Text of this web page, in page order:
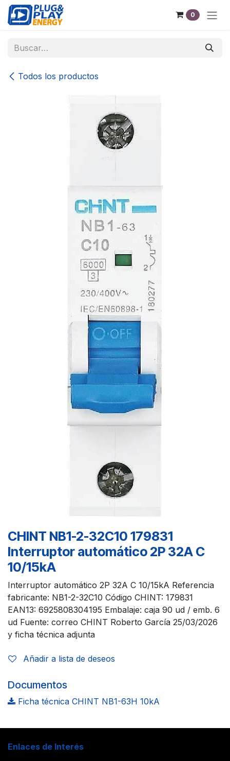
Ir al contenido
0
Todos los productos
CHINT NB1-2-32C10 179831
Interruptor automático 2P 32A C
10/15kA
Interruptor automático 2P 32A C 10/15kA Referencia
fabricante: NB1-2-32C10 Código CHINT: 179831
EAN13: 6925808304195 Embalaje: caja 90 ud / emb. 6
ud Fuente: correo CHINT Roberto García 25/03/2026
y ficha técnica adjunta
Añadir a lista de deseos
Documentos
Ficha técnica CHINT NB1-63H 10kA
Enlaces de Interés